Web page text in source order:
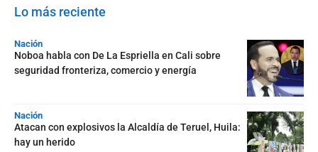
Lo más reciente
Nación
Noboa habla con De La Espriella en Cali sobre
seguridad fronteriza, comercio y energía
Nación
Atacan con explosivos la Alcaldía de Teruel, Huila:
hay un herido